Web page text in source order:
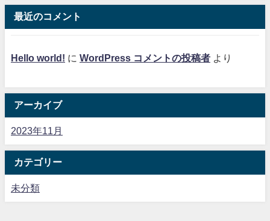
最近のコメント
Hello world! に WordPress コメントの投稿者 より
アーカイブ
2023年11月
カテゴリー
未分類